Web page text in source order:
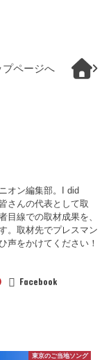
プページへ
オン編集部。I did
さんの代表として取
目線での取材成果を、
。取材先でプレスマン
声をかけてください！
Facebook
東京のご当地ソング